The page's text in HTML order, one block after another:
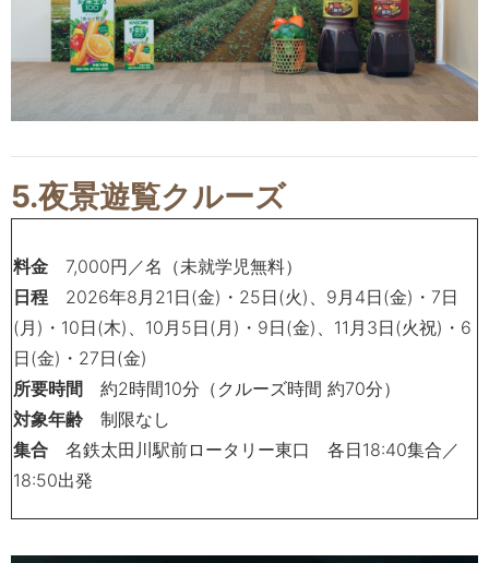
5.夜景遊覧クルーズ
料金 7,000円／名（未就学児無料）
日程
2026年8月 21 日(金) ・ 25日(火)、 9月 4日(金)・ 7日
(月 )・ 10日(木)、 10月 5日(月 )・ 9日(金)、 11月 3日(火祝)・ 6
日(金)・ 27日(金)
所要時間 約2時間10分（クルーズ時間 約70分）
対象年齢 制限なし
集合 名鉄太田川駅前ロータリー東口 各日18:40集合／
18:50出発